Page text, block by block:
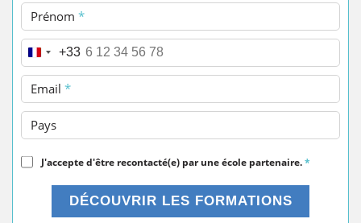
Prénom *
Téléphone *
+33
Email *
Pays
J'accepte d'être recontacté(e) par une école partenaire.*
DÉCOUVRIR LES FORMATIONS